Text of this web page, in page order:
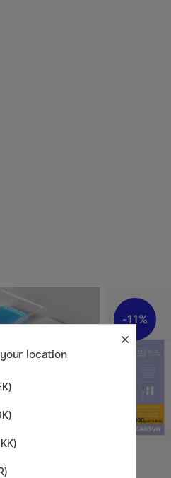
11%
location